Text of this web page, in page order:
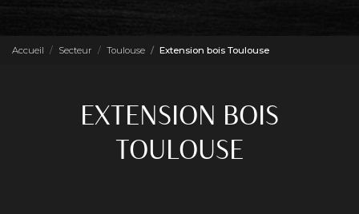
Accueil Secteur Toulouse Extension bois Toulouse
EXTENSION BOIS
TOULOUSE